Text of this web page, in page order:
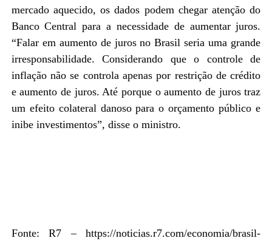
mercado aquecido, os dados podem chegar atenção do
Banco Central para a necessidade de aumentar juros.
“Falar em aumento de juros no Brasil seria uma grande
irresponsabilidade. Considerando que o controle de
inflação não se controla apenas por restrição de crédito
e aumento de juros. Até porque o aumento de juros traz
um efeito colateral danoso para o orçamento público e
inibe investimentos”, disse o ministro.
Fonte: R7 – https://noticias.r7.com/economia/brasil-